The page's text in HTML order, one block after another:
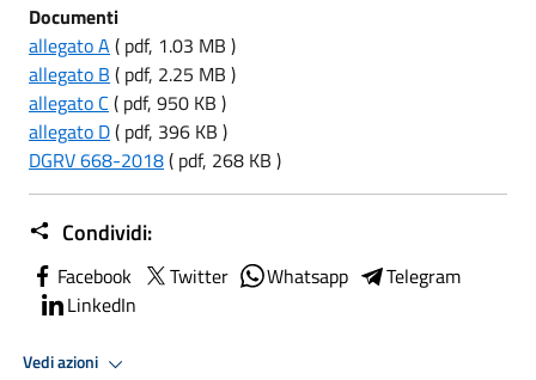
Documenti
allegato A ( pdf, 1.03 MB )
allegato B ( pdf, 2.25 MB )
allegato C ( pdf, 950 KB )
allegato D( pdf, 396 KB )
DGRV 668-2018( pdf, 268 KB )
Condividi:
Facebook Twitter Whatsapp
Telegram
LinkedIn
Vedi azioni